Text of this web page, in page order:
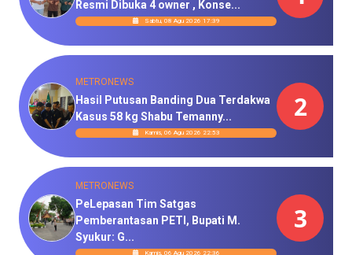
Resmi Dibuka 4 owner , Konse...
Sabtu, 08 Agu 2026 17:39
METRONEWS
Hasil Putusan Banding Dua Terdakwa
Kasus 58 kg Shabu Temanny...
Kamis, 06 Agu 2026 22:53
2
METRONEWS
PeLepasan Tim Satgas
Pemberantasan PETI, Bupati M.
Syukur: G...
Kamis, 06 Agu 2026 22:36
3